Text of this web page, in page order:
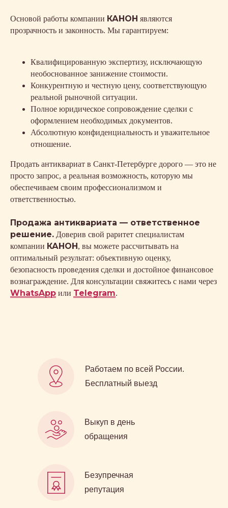
Основой работы компании КАНОН являются
прозрачность и законность. Мы гарантируем:
Квалифицированную экспертизу, исключающую
необоснованное занижение стоимости.
Конкурентную и честную цену, соответствующую
реальной рыночной ситуации.
Полное юридическое сопровождение сделки с
оформлением необходимых документов.
Абсолютную конфиденциальность и уважительное
отношение.
Продать антиквариат в Санкт-Петербурге дорого — это не
просто запрос, а реальная возможность, которую мы
обеспечиваем своим профессионализмом и
ответственностью.
Продажа антиквариата — ответственное
решение. Доверив свой раритет специалистам
компании КАНОН, вы можете рассчитывать на
оптимальный результат: объективную оценку,
безопасность проведения сделки и достойное финансовое
вознаграждение. Для консультации свяжитесь с нами через
WhatsApp или Telegram.
Безупречная
репутация
Выкуп в день
обращения
Работаем по всей России.
Бесплатный выезд